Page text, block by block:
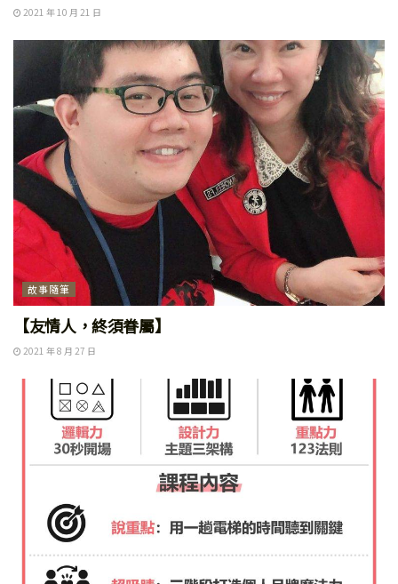
2021 年 10 月 21 日
故事隨筆
【友情人，終須眷屬】
2021 年 8 月 27 日